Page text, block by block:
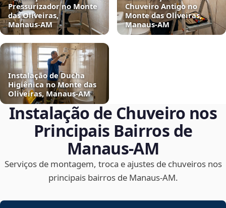
Pressurizador no Monte
das Oliveiras,
Manaus‑AM
Chuveiro Antigo no
Monte das Oliveiras,
Manaus‑AM
Instalação de Ducha
Higiênica no Monte das
Oliveiras, Manaus‑AM
Instalação de Chuveiro nos
Principais Bairros de
Manaus‑AM
Serviços de montagem, troca e ajustes de chuveiros nos
principais bairros de Manaus‑AM.